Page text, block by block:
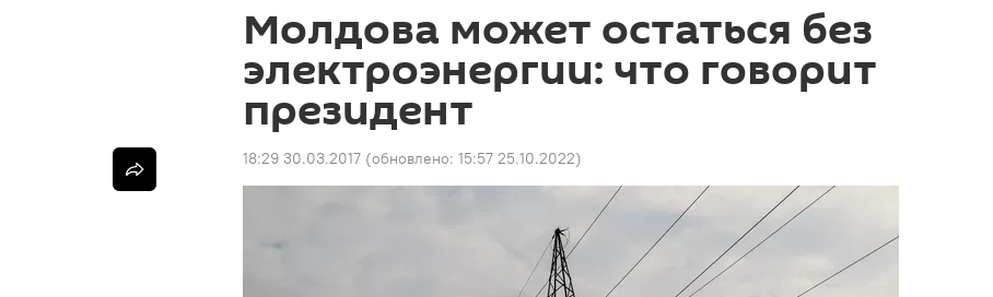
Молдова может остаться без
электроэнергии: что говорит
президент
18:29 30.03.2017 (обновлено: 15:57 25.10.2022)